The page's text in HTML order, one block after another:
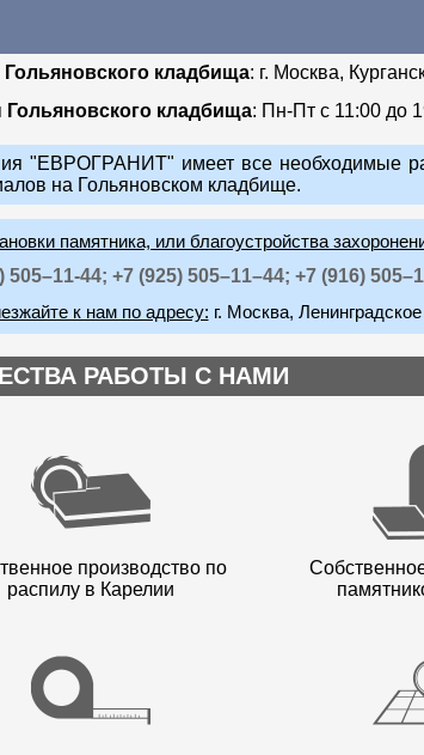
кладбища: г. Москва,
кладбища: Пн-Пт с 11:00 до
"ЕВРОГРАНИТ" имеет все необходимые
на Гольяновском кладбище.
памятника, или благоустройства
505–11-44; +7 (925) 505–11–44; +7 (916)
к нам по адресу: г. Москва,
РАБОТЫ С НАМИ
производство по
распилу в Карелии